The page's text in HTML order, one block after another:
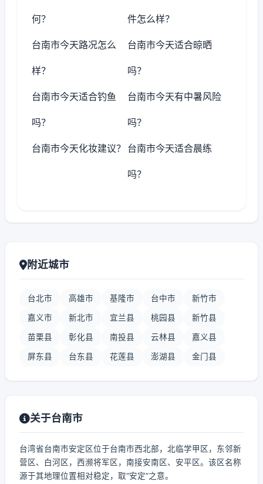
何？ 件怎么样？
台南市今天路况怎么
样？
台南市今天适合晾晒
吗？
台南市今天适合钓鱼
吗？
台南市今天有中暑风险
吗？
台南市今天化妆建议？ 台南市今天适合晨练
吗？
附近城市
台北市 高雄市 基隆市 台中市 新竹市
嘉义市 新北市 宜兰县 桃园县 新竹县
苗栗县 彰化县 南投县 云林县 嘉义县
屏东县 台东县 花莲县 澎湖县 金门县
关于台南市
台湾省台南市安定区位于台南市西北部，北临学甲区，东邻新
营区、白河区，西濒将军区，南接安南区、安平区。该区名称
源于其地理位置相对稳定，取“安定”之意。